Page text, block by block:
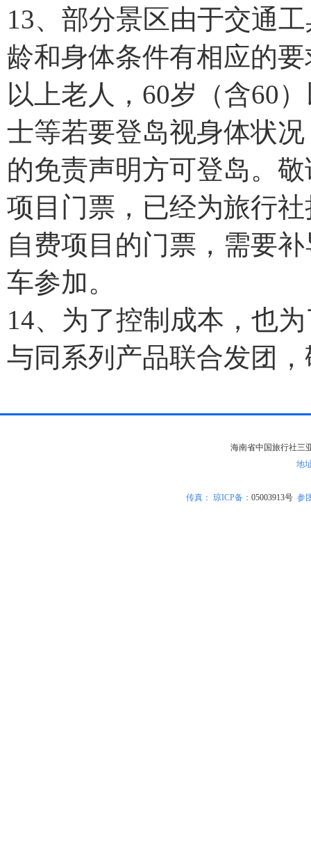
13、部分景区由于交通
龄和身体条件有相应的
以上老人，60岁（含60
士等若要登岛视身体状
的免责声明方可登岛。
项目门票，已经为旅行
自费项目的门票，需要
车参加。
14、为了控制成本，也
与同系列产品联合发团
海南省中国旅行社三
地
传真： 琼ICP备： 05003913号参